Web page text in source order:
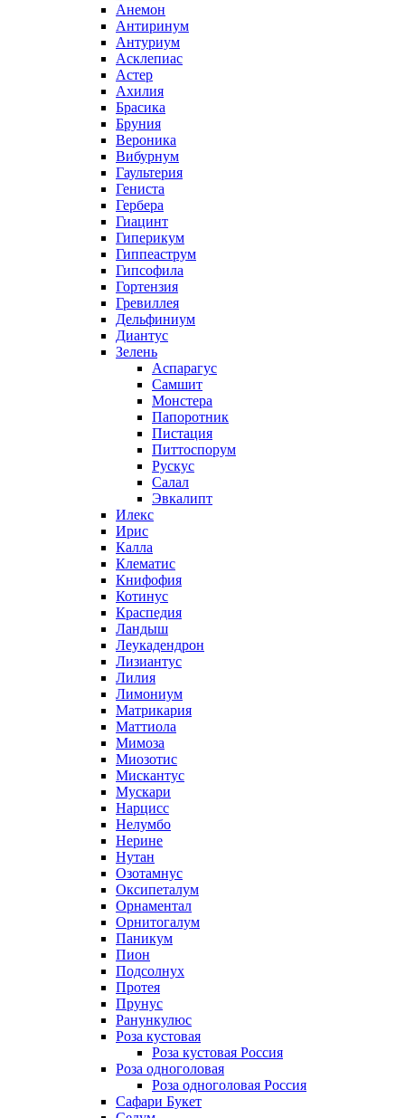
Анемон
Антиринум
Антуриум
Асклепиас
Астер
Ахилия
Брасика
Бруния
Вероника
Вибурнум
Гаультерия
Гениста
Гербера
Гиацинт
Гиперикум
Гиппеаструм
Гипсофила
Гортензия
Гревиллея
Дельфиниум
Диантус
Зелень
Аспарагус
Самшит
Монстера
Папоротник
Пистация
Питтоспорум
Рускус
Салал
Эвкалипт
Илекс
Ирис
Калла
Клематис
Книфофия
Котинус
Краспедия
Ландыш
Леукадендрон
Лизиантус
Лилия
Лимониум
Матрикария
Маттиола
Мимоза
Миозотис
Мискантус
Мускари
Нарцисс
Нелумбо
Нерине
Нутан
Озотамнус
Оксипеталум
Орнаментал
Орнитогалум
Паникум
Пион
Подсолнух
Протея
Прунус
Ранункулюс
Роза кустовая
Роза кустовая Россия
Роза одноголовая
Роза одноголовая Россия
Сафари Букет